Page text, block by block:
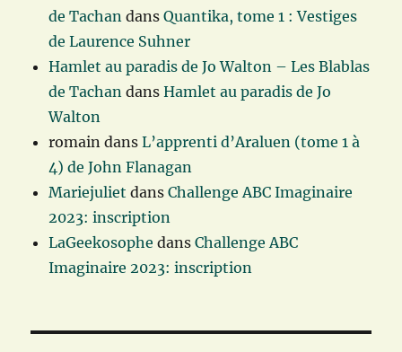
de Tachan dansQuantika, tome 1 : Vestiges
de Laurence Suhner
Hamlet au paradis de Jo Walton – Les Blablas
de Tachan dansHamlet au paradis de Jo
Walton
romain dansL’apprenti d’Araluen (tome 1 à
4) de John Flanagan
Mariejuliet dansChallenge ABC Imaginaire
2023: inscription
LaGeekosophe dansChallenge ABC
Imaginaire 2023: inscription